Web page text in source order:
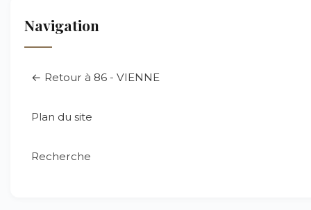
Navigation
← Retour à 86 - VIENNE
Plan du site
Recherche